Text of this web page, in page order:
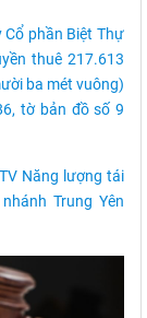
Cổ phần Biệt Thự
thuê 217.613
ba mét vuông)
tờ bản đồ số 9
Năng lượng tái
Trung Yên